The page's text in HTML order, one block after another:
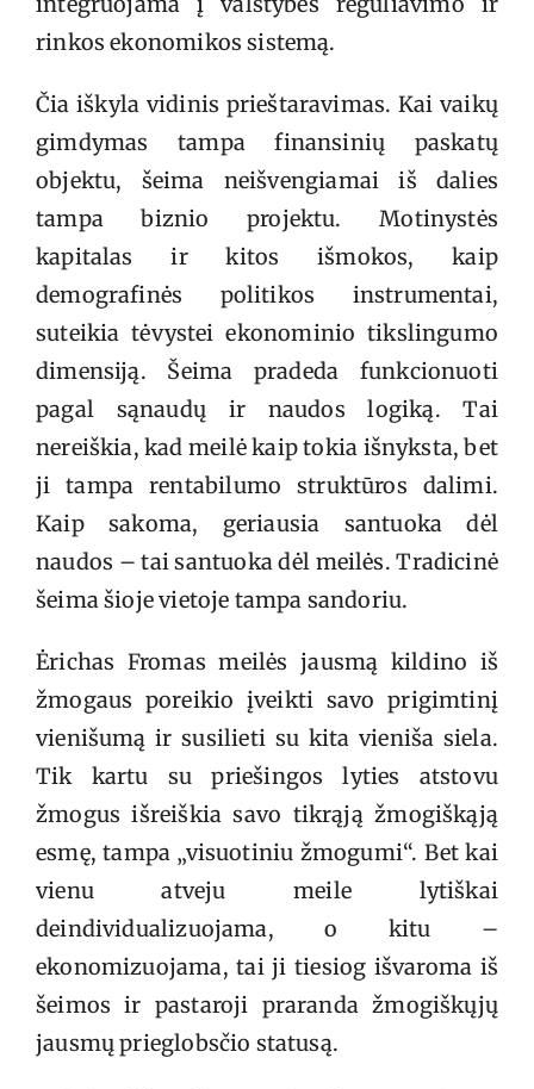
rinkos ekonomikos sistemą.
Čia iškyla vidinis prieštaravimas. Kai vaikų
gimdymas tampa finansinių paskatų
objektu, šeima neišvengiamai iš dalies
tampa biznio projektu. Motinystės
kapitalas ir kitos išmokos, kaip
demografinės politikos instrumentai,
suteikia tėvystei ekonominio tikslingumo
dimensiją. Šeima pradeda funkcionuoti
pagal sąnaudų ir naudos logiką. Tai
nereiškia, kad meilė kaip tokia išnyksta, bet
ji tampa rentabilumo struktūros dalimi.
Kaip sakoma, geriausia santuoka dėl
naudos – tai santuoka dėl meilės. Tradicinė
šeima šioje vietoje tampa sandoriu.
Ėrichas Fromas meilės jausmą kildino iš
žmogaus poreikio įveikti savo prigimtinį
vienišumą ir susilieti su kita vieniša siela.
Tik kartu su priešingos lyties atstovu
žmogus išreiškia savo tikrąją žmogiškąją
esmę, tampa „visuotiniu žmogumi“. Bet kai
vienu atveju meile lytiškai
deindividualizuojama, o kitu –
ekonomizuojama, tai ji tiesiog išvaroma iš
šeimos ir pastaroji praranda žmogiškųjų
jausmų prieglobsčio statusą.